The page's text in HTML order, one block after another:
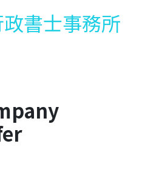
書士事務所